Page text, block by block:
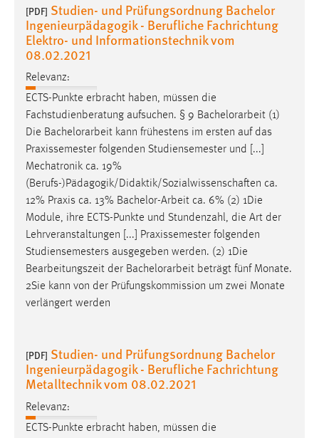
[PDF] Studien- und Prüfungsordnung Bachelor
Ingenieurpädagogik - Berufliche Fachrichtung
Elektro- und Informationstechnik vom
08.02.2021
Relevanz:
ECTS-Punkte erbracht haben, müssen die
Fachstudienberatung aufsuchen. § 9 Bachelorarbeit (1)
Die Bachelorarbeit kann frühestens im ersten auf das
Praxissemester folgenden Studiensemester und [...]
Mechatronik ca. 19%
(Berufs-)Pädagogik/Didaktik/Sozialwissenschaften ca.
12% Praxis ca. 13% Bachelor-Arbeit ca. 6% (2) 1Die
Module, ihre ECTS-Punkte und Stundenzahl, die Art der
Lehrveranstaltungen [...] Praxissemester folgenden
Studiensemesters ausgegeben werden. (2) 1Die
Bearbeitungszeit der Bachelorarbeit beträgt fünf Monate.
2Sie kann von der Prüfungskommission um zwei Monate
verlängert werden
[PDF] Studien- und Prüfungsordnung Bachelor
Ingenieurpädagogik - Berufliche Fachrichtung
Metalltechnik vom 08.02.2021
Relevanz:
ECTS-Punkte erbracht haben, müssen die